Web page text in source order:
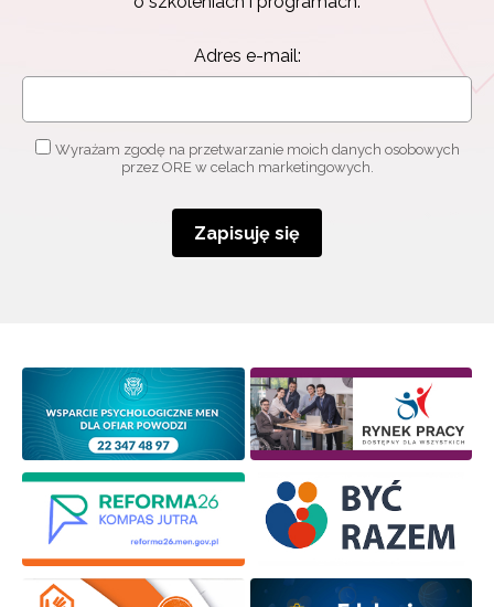
Adres e-mail:
Wyrażam zgodę na przetwarzanie moich danych osobowych
przez ORE w celach marketingowych.
Zapisuję się
o szkoleniach i programach.
Adres e-mail:
Wyrażam zgodę na przetwarzanie moich danych
osobowych przez ORE w celach marketingowych.
Zapisuję się